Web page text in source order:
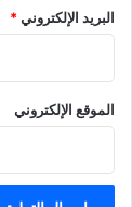
البريد الإلكتروني*
الموقع الإلكتروني